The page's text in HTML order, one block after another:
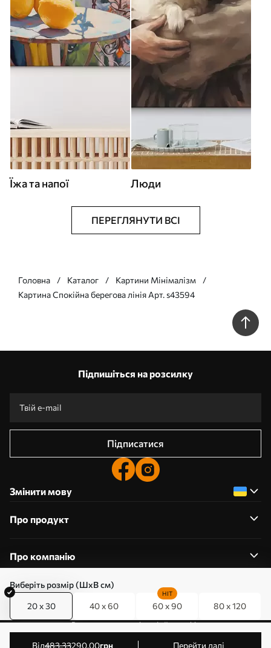
Виберіть розмір (ШхВ см)
20 x 30 40 x 60 60 x 90
HIT
80 x 120
від483.33290.00грн Перейти далі
Їжа та напої Люди
ПЕРЕГЛЯНУТИ ВСІ
Головна Каталог
Картини Мінімалізм
Картина Спокійна берегова лінія Арт. s43594
Підпишіться на розсилку
Підписатися
Змінити мову
Про продукт
Про компанію
0800357223
Редагування дозволів на файли cookie
© 2011-2026 Art-holst. Усі права захищені. Власник: